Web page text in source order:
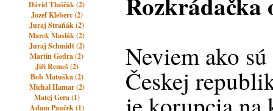
Dávid Tluščák (2)
Jozef Kleberc (2)
Juraj Straňák (2)
Marek Maslák (2)
Juraj Schmidt (2)
Martin Gedra (2)
Jiří Remeš (2)
Bob Matuška (2)
Michal Hamar (2)
Matej Gera (1)
Adam Pauček (1)
Neviem ako
Českej